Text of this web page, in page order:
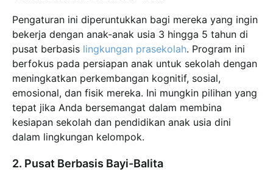
Pengaturan ini diperuntukkan bagi mereka yang ingin
bekerja dengan anak-anak usia 3 hingga 5 tahun di
pusat berbasis lingkungan prasekolah. Program ini
berfokus pada persiapan anak untuk sekolah dengan
meningkatkan perkembangan kognitif, sosial,
emosional, dan fisik mereka. Ini mungkin pilihan yang
tepat jika Anda bersemangat dalam membina
kesiapan sekolah dan pendidikan anak usia dini
dalam lingkungan kelompok.
2. Pusat Berbasis Bayi-Balita